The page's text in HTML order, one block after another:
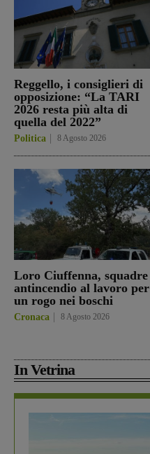
Reggello, i consiglieri di
opposizione: “La TARI
2026 resta più alta di
quella del 2022”
Politica 8 Agosto 2026
Loro Ciuffenna, squadre
antincendio al lavoro per
un rogo nei boschi
Cronaca 8 Agosto 2026
In Vetrina